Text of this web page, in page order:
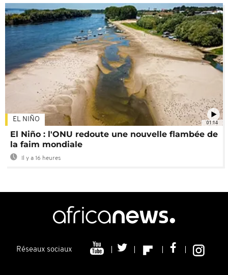
01:14
EL NIÑO
El Niño : l'ONU redoute une nouvelle flambée de
la faim mondiale
Il y a 16 heures
Réseaux sociaux